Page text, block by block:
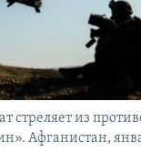
КРЫМА
стреляет из
Афганистан,